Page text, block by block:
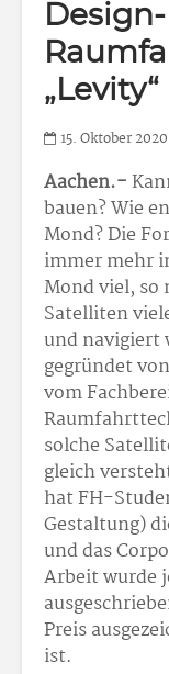
„Levity“
15. Oktober 2020
Aachen.-
bauen? Wie
Mond? Die
immer mehr
Mond viel, so
Satelliten
und navigiert
gegründet
vom
solche
gleich
hat FH-
Gestaltung)
und das
Arbeit wurde
Preis
ist.